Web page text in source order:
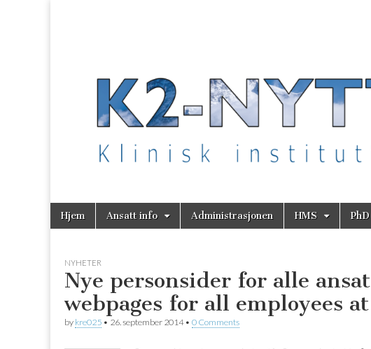
K2 Nytt
Main
menu
Skip
Hjem Ansatt info Administrasjonen HMS PhD
NYHETER
Nye personsider for alle
webpages for all employees
by kre025 • 26. september 2014• 0 Comments